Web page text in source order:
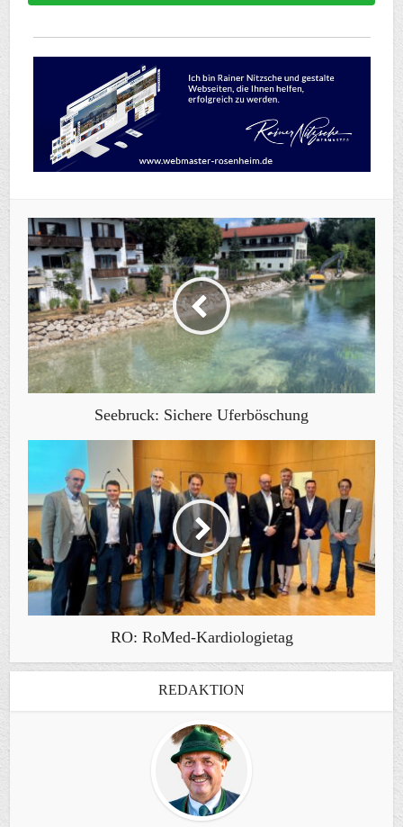
Seebruck: Sichere Uferböschung
RO: RoMed-Kardiologietag
REDAKTION